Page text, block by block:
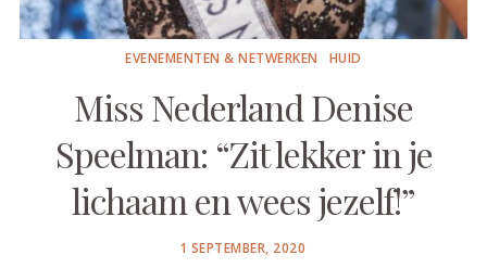
EVENEMENTEN & NETWERKEN HUID
Miss Nederland Denise
Speelman: “Zit lekker in je
lichaam en wees jezelf!”
POSTED
1 SEPTEMBER, 2020